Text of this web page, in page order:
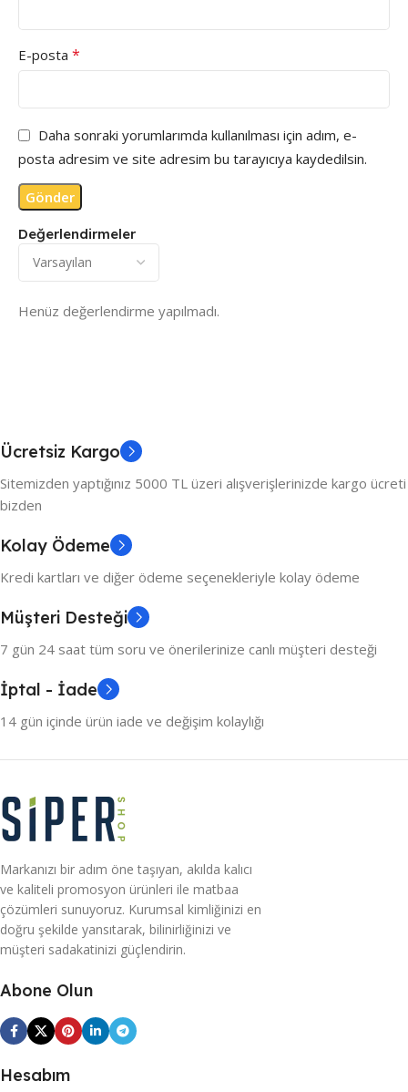
Değerlendirmeler
Henüz değerlendirme yapılmadı.
E-posta *
Daha sonraki yorumlarımda kullanılması için adım, e-
posta adresim ve site adresim bu tarayıcıya kaydedilsin.
Ücretsiz Kargo
Sitemizden yaptığınız 5000 TL üzeri alışverişlerinizde kargo ücreti
bizden
Kolay Ödeme
Kredi kartları ve diğer ödeme seçenekleriyle kolay ödeme
Müşteri Desteği
7 gün 24 saat tüm soru ve önerilerinize canlı müşteri desteği
İptal - İade
14 gün içinde ürün iade ve değişim kolaylığı
Markanızı bir adım öne taşıyan, akılda kalıcı
ve kaliteli promosyon ürünleri ile matbaa
çözümleri sunuyoruz. Kurumsal kimliğinizi en
doğru şekilde yansıtarak, bilinirliğinizi ve
müşteri sadakatinizi güçlendirin.
Abone Olun
Hesabım